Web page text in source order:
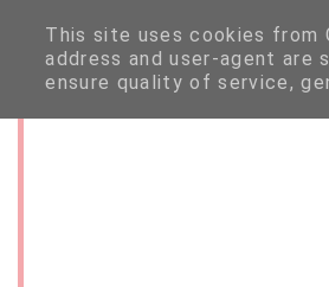
This site uses cookies
address and user-agent
ensure quality of service,